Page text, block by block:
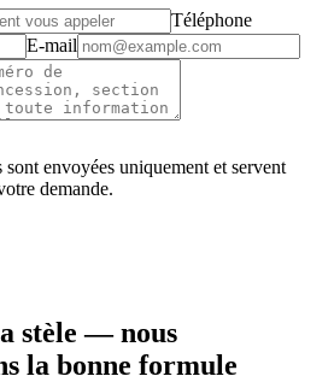
Téléphone
E-mail
envoyées uniquement et servent
demande.
stèle — nous
la bonne formule